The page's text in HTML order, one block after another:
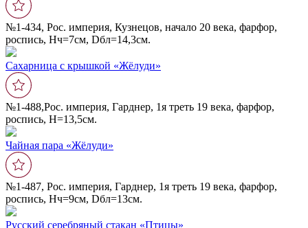
№1-434, Рос. империя, Кузнецов, начало 20 века, фарфор,
роспись, Нч=7см, Dбл=14,3см.
Сахарница с крышкой «Жëлуди»
№1-488,Рос. империя, Гарднер, 1я треть 19 века, фарфор,
роспись, Н=13,5см.
Чайная пара «Жëлуди»
№1-487, Рос. империя, Гарднер, 1я треть 19 века, фарфор,
роспись, Нч=9см, Dбл=13cм.
Русский серебряный стакан «Птицы»